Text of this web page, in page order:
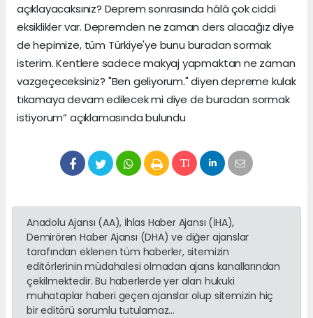
açıklayacaksınız? Deprem sonrasında hâlâ çok ciddi
eksiklikler var. Depremden ne zaman ders alacağız diye
de hepimize, tüm Türkiye'ye bunu buradan sormak
isterim. Kentlere sadece makyaj yapmaktan ne zaman
vazgeçeceksiniz? "Ben geliyorum." diyen depreme kulak
tıkamaya devam edilecek mi diye de buradan sormak
istiyorum” açıklamasında bulundu
Anadolu Ajansı (AA), İhlas Haber Ajansı (İHA),
Demirören Haber Ajansı (DHA) ve diğer ajanslar
tarafından eklenen tüm haberler, sitemizin
editörlerinin müdahalesi olmadan ajans kanallarından
çekilmektedir. Bu haberlerde yer alan hukuki
muhataplar haberi geçen ajanslar olup sitemizin hiç
bir editörü sorumlu tutulamaz...